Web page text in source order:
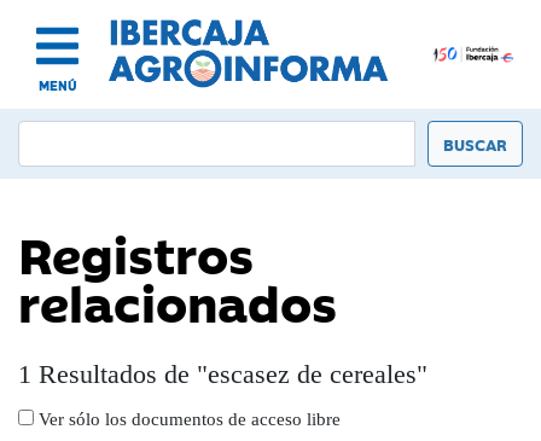
MENÚ
Registros
relacionados
1 Resultados de "escasez de cereales"
Ver sólo los documentos de acceso libre